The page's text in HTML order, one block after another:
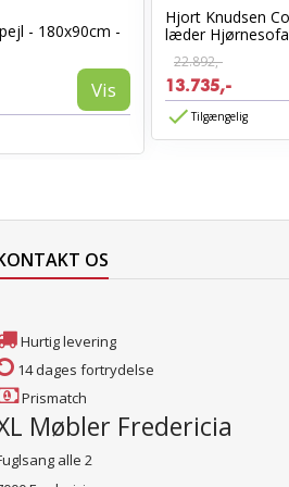
- 180x90cm -
Vis
Hjort Knudsen
læder
22.892,-
13.735,-
Tilgængelig
OS
Hurtig levering
14 dages fortrydelse
Prismatch
Møbler Fredericia
alle 2